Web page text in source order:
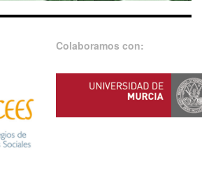
Colaboramos con: